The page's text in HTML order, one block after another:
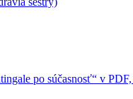
po súčasnosť“ v